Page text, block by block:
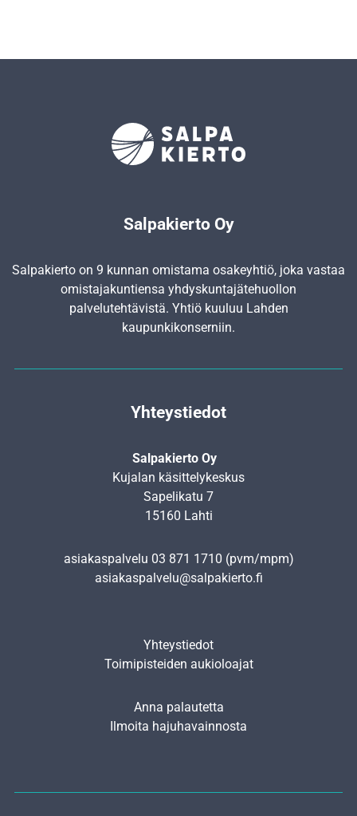
Salpakierto Oy
Salpakierto on 9 kunnan omistama osakeyhtiö, joka vastaa
omistajakuntiensa yhdyskunta­jätehuollon
palvelutehtävistä. Yhtiö kuuluu Lahden
kaupunkikonserniin.
Yhteystiedot
Salpakierto Oy
Kujalan käsittelykeskus
Sapelikatu 7
15160 Lahti
asiakaspalvelu 03 871 1710 (pvm/mpm)
asiakaspalvelu@salpakierto.fi
Yhteystiedot
Toimipisteiden aukioloajat
Anna palautetta
Ilmoita hajuhavainnosta